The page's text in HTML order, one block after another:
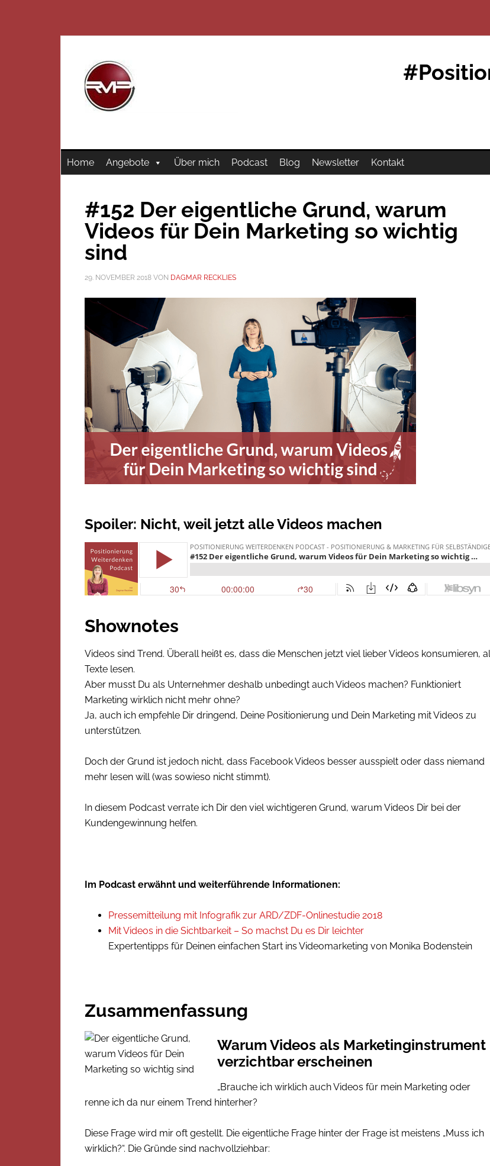
Home Angebote Über mich Podcast Blog Newsletter Kontakt
#152 Der eigentliche Grund, warum
Videos für Dein Marketing so wichtig
sind
29. NOVEMBER 2018 VON DAGMAR RECKLIES
Spoiler: Nicht, weil jetzt alle Videos machen
Shownotes
Videos sind Trend. Überall heißt es, dass die Menschen jetzt viel lieber Videos konsumieren,
Texte lesen.
Aber musst Du als Unternehmer deshalb unbedingt auch Videos machen? Funktioniert
Marketing wirklich nicht mehr ohne?
Ja, auch ich empfehle Dir dringend, Deine Positionierung und Dein Marketing mit Videos zu
unterstützen.
Doch der Grund ist jedoch nicht, dass Facebook Videos besser ausspielt oder dass niemand
mehr lesen will (was sowieso nicht stimmt).
In diesem Podcast verrate ich Dir den viel wichtigeren Grund, warum Videos Dir bei der
Kundengewinnung helfen.
Im Podcast erwähnt und weiterführende Informationen:
Pressemitteilung mit Infografik zur ARD/ZDF-Onlinestudie 2018
Mit Videos in die Sichtbarkeit – So machst Du es Dir leichter
Expertentipps für Deinen einfachen Start ins Videomarketing von Monika Bodenstein
Zusammenfassung
Warum Videos als Marketinginstrument
verzichtbar erscheinen
„Brauche ich wirklich auch Videos für mein Marketing oder
renne ich da nur einem Trend hinterher?
Diese Frage wird mir oft gestellt. Die eigentliche Frage hinter der Frage ist meistens „Muss ich
wirklich?“. Die Gründe sind nachvollziehbar: